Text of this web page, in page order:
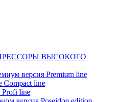
ВЫСОКОГО
версия Premium line
Compact line
line